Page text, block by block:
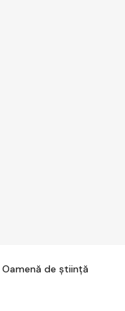
de știință